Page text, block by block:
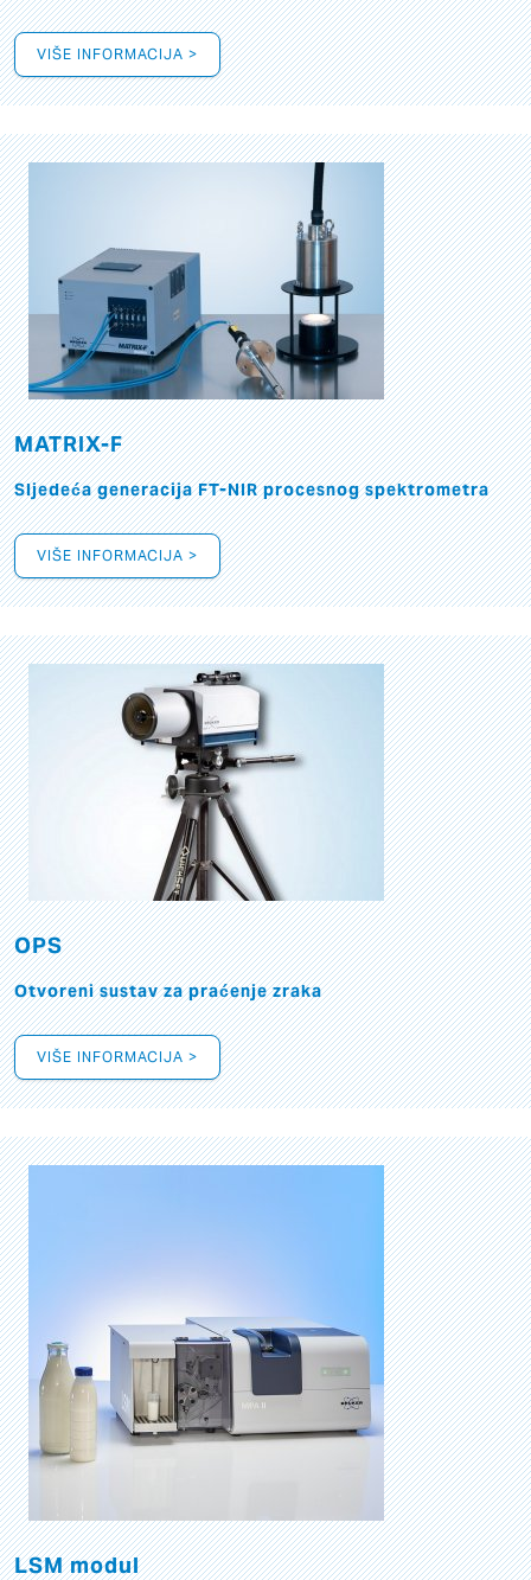
VIŠE INFORMACIJA >
MATRIX-F
Sljedeća generacija FT-NIR procesnog spektrometra
VIŠE INFORMACIJA >
OPS
Otvoreni sustav za praćenje zraka
VIŠE INFORMACIJA >
LSM modul